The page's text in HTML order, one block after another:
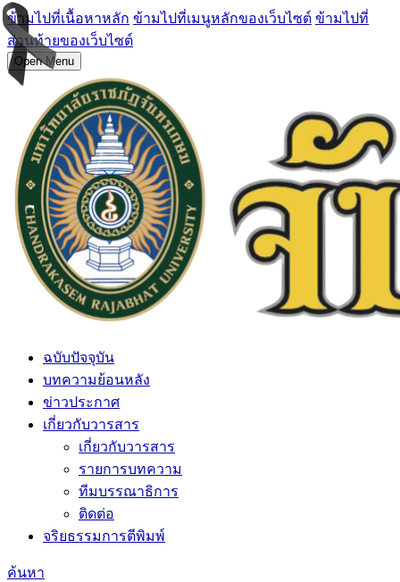
ข้ามไปที่เนื้อหาหลัก ข้ามไปที่เมนูหลักของเว็บไซต์ ข้ามไปที่
ส่วนท้ายของเว็บไซต์
Open Menu
ฉบับปัจจุบัน
บทความย้อนหลัง
ข่าวประกาศ
เกี่ยวกับวารสาร
เกี่ยวกับวารสาร
รายการบทความ
ทีมบรรณาธิการ
ติดต่อ
จริยธรรมการตีพิมพ์
ค้นหา